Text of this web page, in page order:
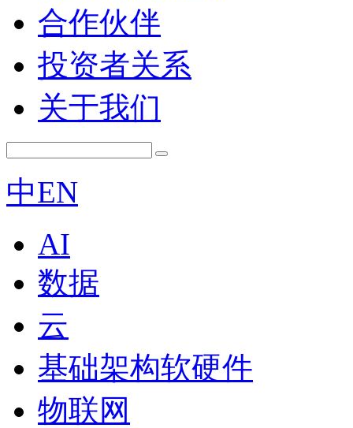
合作伙伴
投资者关系
关于我们
中EN
AI
数据
云
基础架构软硬件
物联网